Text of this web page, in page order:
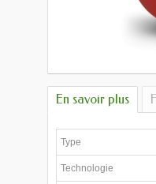
En savoir plus
Type
Technologie